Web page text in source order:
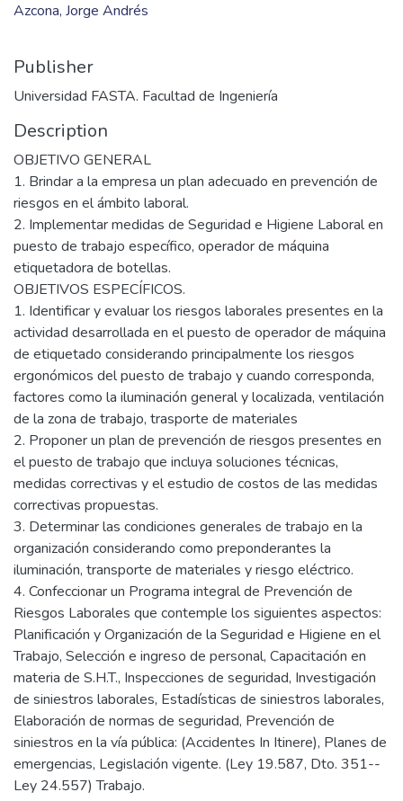
Azcona, Jorge Andrés
Publisher
Universidad FASTA. Facultad de Ingeniería
Description
OBJETIVO GENERAL
1. Brindar a la empresa un plan adecuado en prevención de
riesgos en el ámbito laboral.
2. Implementar medidas de Seguridad e Higiene Laboral en
puesto de trabajo específico, operador de máquina
etiquetadora de botellas.
OBJETIVOS ESPECÍFICOS.
1. Identificar y evaluar los riesgos laborales presentes en la
actividad desarrollada en el puesto de operador de máquina
de etiquetado considerando principalmente los riesgos
ergonómicos del puesto de trabajo y cuando corresponda,
factores como la iluminación general y localizada, ventilación
de la zona de trabajo, trasporte de materiales
2. Proponer un plan de prevención de riesgos presentes en
el puesto de trabajo que incluya soluciones técnicas,
medidas correctivas y el estudio de costos de las medidas
correctivas propuestas.
3. Determinar las condiciones generales de trabajo en la
organización considerando como preponderantes la
iluminación, transporte de materiales y riesgo eléctrico.
4. Confeccionar un Programa integral de Prevención de
Riesgos Laborales que contemple los siguientes aspectos:
Planificación y Organización de la Seguridad e Higiene en el
Trabajo, Selección e ingreso de personal, Capacitación en
materia de S.H.T., Inspecciones de seguridad, Investigación
de siniestros laborales, Estadísticas de siniestros laborales,
Elaboración de normas de seguridad, Prevención de
siniestros en la vía pública: (Accidentes In Itinere), Planes de
emergencias, Legislación vigente. (Ley 19.587, Dto. 351--